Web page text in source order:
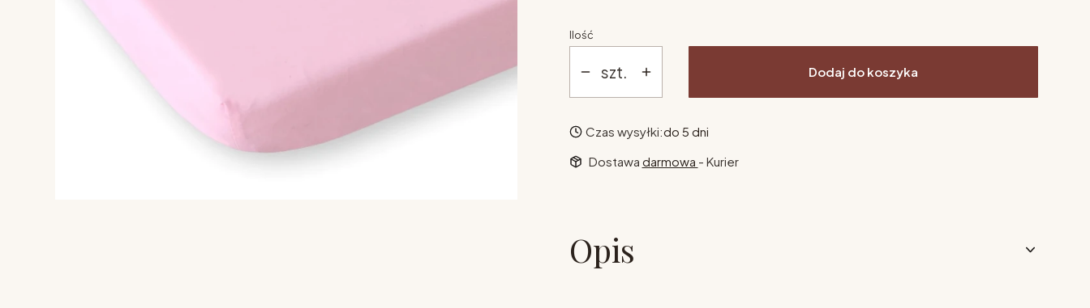
Ilość
szt. Dodaj do koszyka
Czas wysyłki:do 5 dni
Dostawa darmowa - Kurier
Opis